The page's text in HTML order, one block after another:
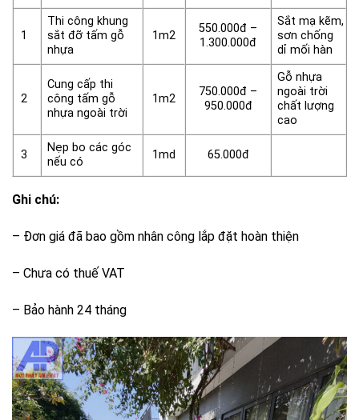
1
Thi công khung
sắt đỡ tấm gỗ
nhựa
1m2
550.000đ –
1.300.000đ
Sắt mạ kẽm,
sơn chống
dỉ mối hàn
2
Cung cấp thi
công tấm gỗ
nhựa ngoài trời
1m2
750.000đ –
950.000đ
Gỗ nhựa
ngoài trời
chất lượng
cao
3
Nẹp bo các góc
nếu có
1md 65.000đ
Ghi chú:
– Đơn giá đã bao gồm nhân công lắp đặt hoàn thiện
– Chưa có thuế VAT
– Bảo hành 24 tháng